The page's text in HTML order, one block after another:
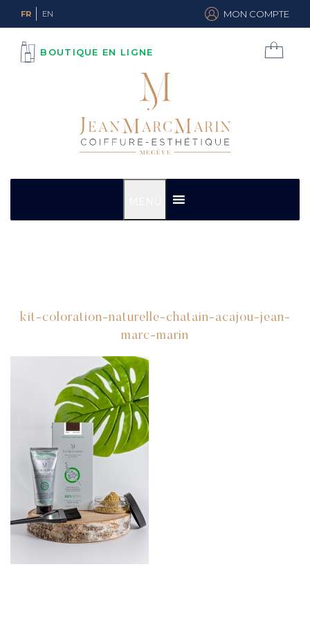
FR EN MON COMPTE
BOUTIQUE EN LIGNE
kit-coloration-naturelle-chatain-acajou-jean-
marc-marin